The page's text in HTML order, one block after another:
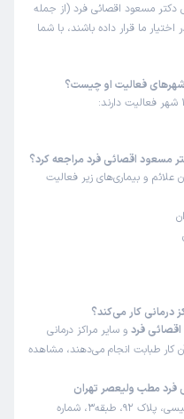
دکتر مسعود اقصائی فرد (از جمله
ما قرار داده باشند، با شما
فعالیت او چیست؟
مسعود اقصائی فرد مراجعه کرد؟
و بیماری‌های زیر فعالیت
درمانی کار می‌کند؟
فرد و سایر مراکز درمانی
کار طبابت انجام می‌دهند، مشاهده
فرد مطب ولیعصر تهران
تهران، ولیعصر، پایین تر از ظفر، شهید بنیسی، پلاک 92، طبقه3، شماره